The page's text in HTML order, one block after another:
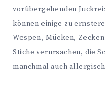
vorübergehenden
können einige zu
Wespen, Mücken,
Stiche verursachen, die
manchmal auch